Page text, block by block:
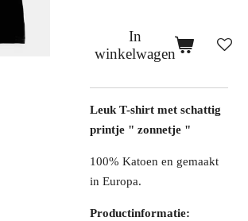
In
winkelwagen
Leuk T-shirt met schattig
printje " zonnetje "
100% Katoen en gemaakt
in Europa.
Productinformatie: